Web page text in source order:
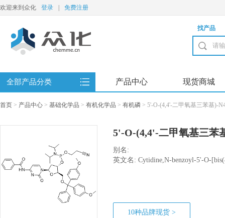
欢迎来到众化 登录 免费注册
找产品
全部产品分类 产品中心 现货商城
首页 > 产品中心 > 基础化学品 > 有机化学品 > 有机磷 > 5'-O-(4,4'-二甲氧基三苯基)-
5'-O-(4,4'-二甲氧基三苯
苷-3'-(2-氰乙基-N,N-二
别名:
英文名: Cytidine,N-benzoyl-5'-O-
10种品牌现货 >